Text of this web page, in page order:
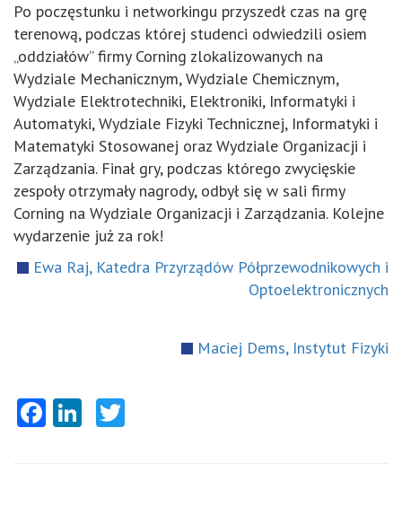
Po poczęstunku i networkingu przyszedł czas na grę
terenową, podczas której studenci odwiedzili osiem
„oddziałów” firmy Corning zlokalizowanych na
Wydziale Mechanicznym, Wydziale Chemicznym,
Wydziale Elektrotechniki, Elektroniki, Informatyki i
Automatyki, Wydziale Fizyki Technicznej, Informatyki i
Matematyki Stosowanej oraz Wydziale Organizacji i
Zarządzania. Finał gry, podczas którego zwycięskie
zespoły otrzymały nagrody, odbył się w sali firmy
Corning na Wydziale Organizacji i Zarządzania. Kolejne
wydarzenie już za rok!
Ewa Raj, Katedra Przyrządów Półprzewodnikowych i
Optoelektronicznych
Maciej Dems, Instytut Fizyki
Facebook
LinkedIn